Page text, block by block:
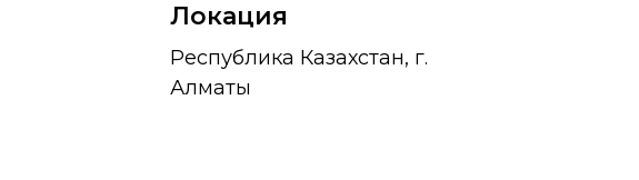
Локация
Республика Казахстан, г.
Алматы